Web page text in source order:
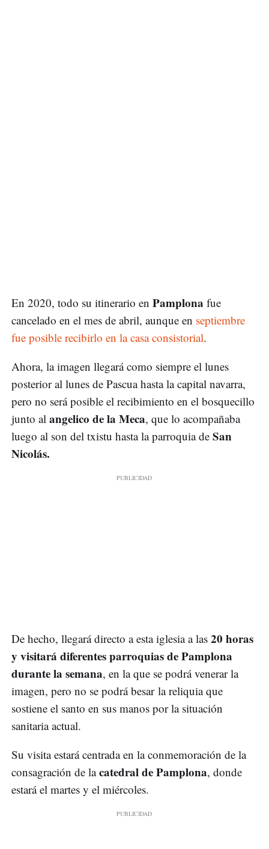
En 2020, todo su itinerario en Pamplona fue
cancelado en el mes de abril, aunque en septiembre
fue posible recibirlo en la casa consistorial.
Ahora, la imagen llegará como siempre el lunes
posterior al lunes de Pascua hasta la capital navarra,
pero no será posible el recibimiento en el bosquecillo
junto al angelico de la Meca, que lo acompañaba
luego al son del txistu hasta la parroquia de San
Nicolás.
De hecho, llegará directo a esta iglesia a las 20 horas
y visitará diferentes parroquias de Pamplona
durante la semana, en la que se podrá venerar la
imagen, pero no se podrá besar la reliquia que
sostiene el santo en sus manos por la situación
sanitaria actual.
Su visita estará centrada en la conmemoración de la
consagración de lacatedral de Pamplona, donde
estará el martes y el miércoles.